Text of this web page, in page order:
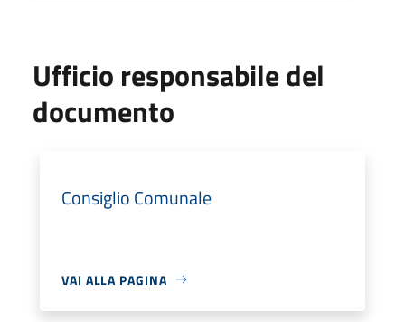
Ufficio responsabile del
documento
Consiglio Comunale
VAI ALLA PAGINA